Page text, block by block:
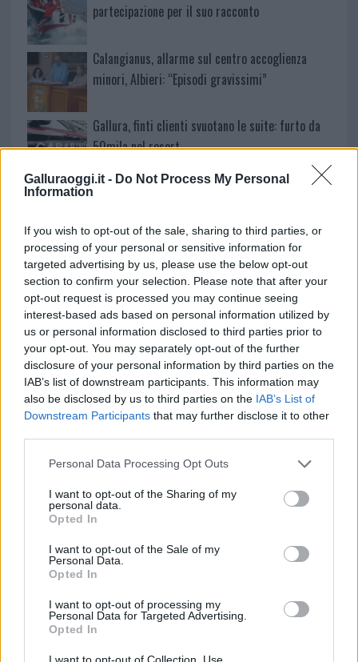
Galluraoggi.it - Do Not Process My Personal
Information
If you wish to opt-out of the sale, sharing to third parties, or
processing of your personal or sensitive information for
targeted advertising by us, please use the below opt-out
section to confirm your selection. Please note that after your
opt-out request is processed you may continue seeing
interest-based ads based on personal information utilized by
us or personal information disclosed to third parties prior to
your opt-out. You may separately opt-out of the further
disclosure of your personal information by third parties on the
IAB’s list of downstream participants. This information may
also be disclosed by us to third parties on the IAB’s List of
Downstream Participants that may further disclose it to other
Please note that this website/app uses one or more Google
not limited to your visit or usage behaviour. You may click to
grant or deny consent to Google and its third-party tags to
use your data for below specified purposes in below Google
consent section.
Personal Data Processing Opt Outs
I want to opt-out of the Sharing of my
personal data.
Opted In
I want to opt-out of the Sale of my
Personal Data.
Opted In
I want to opt-out of processing my
Personal Data for Targeted Advertising.
Opted In
I want to opt-out of Collection, Use,
partecipazione per il suo racconto
Calangianus, allarme sul centro accoglienza
minori, Albieri: “Episodi gravissimi”
Gallura, finti clienti svuotano le suite: furto da
50mila nel resort
Meteo Olbia 7 agosto, sole e caldo tornano
Test tunnel Olbia: rampe chiuse ancora fino a
fine agosto
Aggius conquista la classifica delle mete più
amate dell’estate 2026
NECROLOGIE
Mario Malu